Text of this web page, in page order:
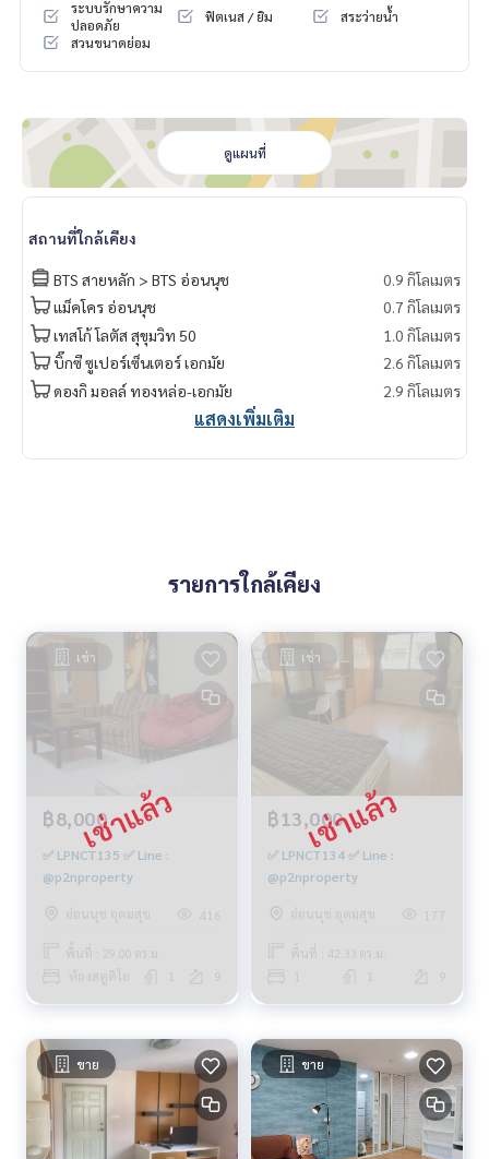
ระบบรักษาความ
ปลอดภัย
ฟิตเนส / ยิม
สระว่ายน้ำ
สวนขนาดย่อม
ดูแผนที่
สถานที่ใกล้เคียง
BTS สายหลัก > BTS อ่อนนุช
0.9 กิโลเมตร
แม็คโคร อ่อนนุช
0.7 กิโลเมตร
เทสโก้ โลตัส สุขุมวิท 50
1.0 กิโลเมตร
บิ๊กซี ซูเปอร์เซ็นเตอร์ เอกมัย
2.6 กิโลเมตร
ดองกิ มอลล์ ทองหล่อ-เอกมัย
2.9 กิโลเมตร
แสดงเพิ่มเติม
รายการใกล้เคียง
เช่า
฿8,000
✅ LPNCT135 ✅ Line :
@p2nproperty
อ่อนนุช อุดมสุข 416
พื้นที่ : 29.00 ตร.ม.
ห้องสตูดิโอ 9
เช่า
฿13,000
✅ LPNCT134 ✅ Line :
@p2nproperty
อ่อนนุช อุดมสุข 177
พื้นที่ : 42.33 ตร.ม.
9
ขาย ขาย